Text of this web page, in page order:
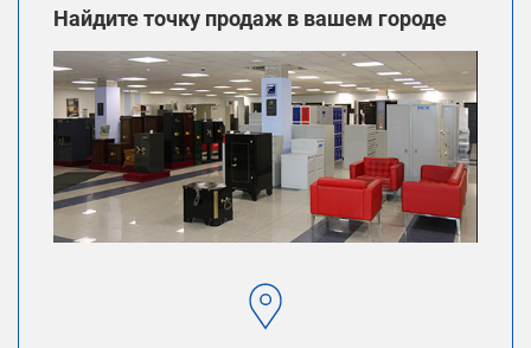
Найдите точку продаж в вашем городе